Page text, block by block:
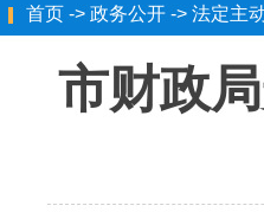
首页 -> 政务公开 -> 法定主
市财政